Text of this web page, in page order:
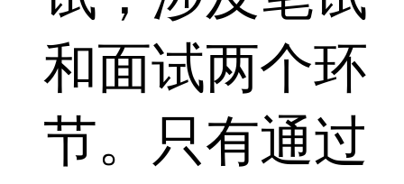
和面试两个环
节。只有通过